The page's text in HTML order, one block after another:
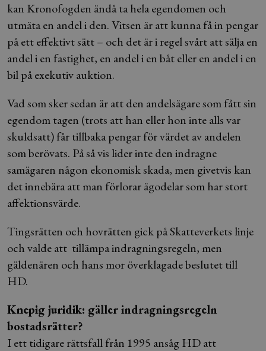
kan Kronofogden ändå ta hela egendomen och
utmäta en andel i den. Vitsen är att kunna få in pengar
på ett effektivt sätt – och det är i regel svårt att sälja en
andel i en fastighet, en andel i en båt eller en andel i en
bil på exekutiv auktion.
Vad som sker sedan är att den andelsägare som fått sin
egendom tagen (trots att han eller hon inte alls var
skuldsatt) får tillbaka pengar för värdet av andelen
som berövats. På så vis lider inte den indragne
samägaren någon ekonomisk skada, men givetvis kan
det innebära att man förlorar ägodelar som har stort
affektionsvärde.
Tingsrätten och hovrätten gick på Skatteverkets linje
och valde att tillämpa indragningsregeln, men
gäldenären och hans mor överklagade beslutet till
HD.
Knepig juridik: gäller indragningsregeln
bostadsrätter?
I ett tidigare rättsfall från 1995 ansåg HD att